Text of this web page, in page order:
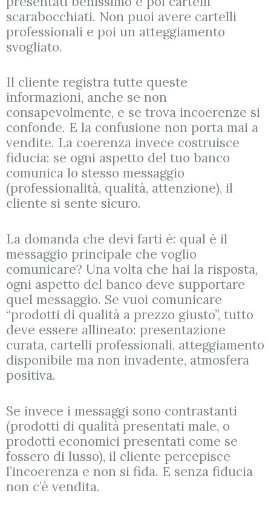
scarabocchiati. Non puoi avere cartelli
professionali e poi un atteggiamento
svogliato.
Il cliente registra tutte queste
informazioni, anche se non
consapevolmente, e se trova incoerenze si
confonde. E la confusione non porta mai a
vendite. La coerenza invece costruisce
fiducia: se ogni aspetto del tuo banco
comunica lo stesso messaggio
(professionalità, qualità, attenzione), il
cliente si sente sicuro.
La domanda che devi farti è: qual è il
messaggio principale che voglio
comunicare? Una volta che hai la risposta,
ogni aspetto del banco deve supportare
quel messaggio. Se vuoi comunicare
“prodotti di qualità a prezzo giusto”, tutto
deve essere allineato: presentazione
curata, cartelli professionali, atteggiamento
disponibile ma non invadente, atmosfera
positiva.
Se invece i messaggi sono contrastanti
(prodotti di qualità presentati male, o
prodotti economici presentati come se
fossero di lusso), il cliente percepisce
l’incoerenza e non si fida. E senza fiducia
non c’è vendita.